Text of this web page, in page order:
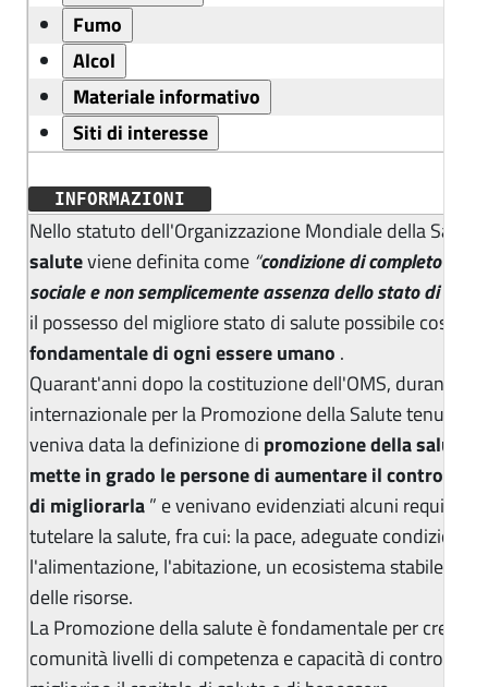
INFORMAZIONI
Nello statuto dell'Organizzazione Mondiale della
saluteviene definita come “condizione di completo
sociale e non semplicemente assenza dello stato di
il possesso del migliore stato di salute possibile
fondamentale di ogni essere umano .
Quarant'anni dopo la costituzione dell'OMS, durante la
internazionale per la Promozione della Salute tenutasi
veniva data la definizione di promozione della salute
mette in grado le persone di aumentare il controllo
di migliorarla” e venivano evidenziati alcuni requisiti
tutelare la salute, fra cui: la pace, adeguate condizioni
l'alimentazione, l'abitazione, un ecosistema stabile e
delle risorse.
La Promozione della salute è fondamentale per creare
comunità livelli di competenza e capacità di controllo